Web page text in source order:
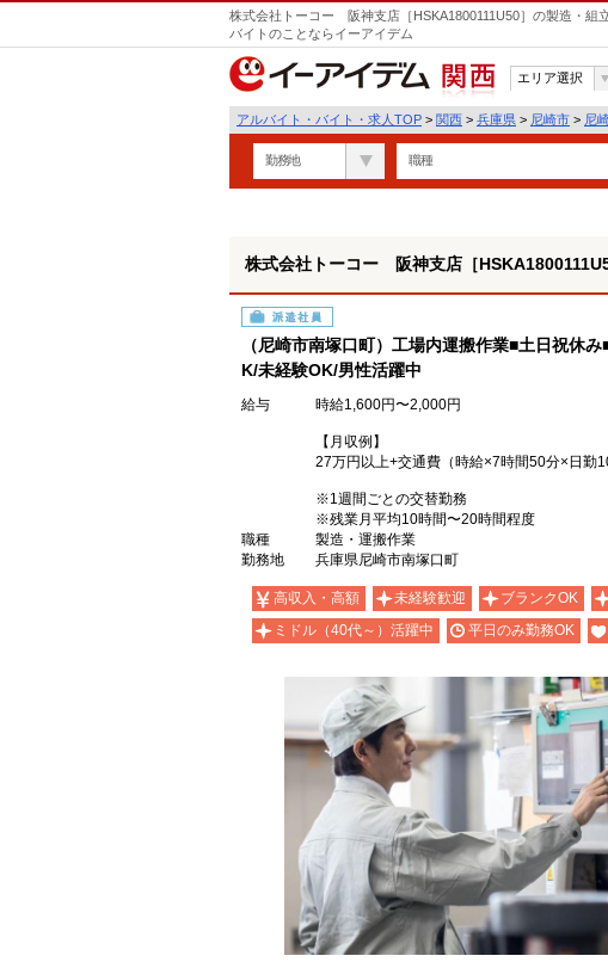
株式会社トーコー 阪神支店［HSKA1800111U50］の製造・組
バイトのことならイーアイデム
関西
エリア選択
アルバイト・バイト・求人TOP > 関西 > 兵庫県 > 尼崎市 > 尼
勤務地 職種
株式会社トーコー 阪神支店［
派遣社員
（尼崎市南塚口町）工場内運搬作業■土日祝休
K/未経験OK/男性活躍中
給与 時給1,600円〜2,000円
【月収例】
27万円以上+交通費（時給×7時間50分×日勤
※1週間ごとの交替勤務
※残業月平均10時間〜20時間程度
職種
製造・運搬作業
勤務地
兵庫県尼崎市南塚口町
高収入・高額 未経験歓迎 ブランクOK
ミドル（40代～）活躍中
平日のみ勤務OK